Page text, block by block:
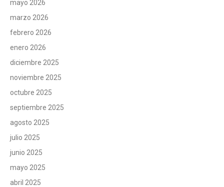
mayo 2026
marzo 2026
febrero 2026
enero 2026
diciembre 2025
noviembre 2025
octubre 2025
septiembre 2025
agosto 2025
julio 2025
junio 2025
mayo 2025
abril 2025